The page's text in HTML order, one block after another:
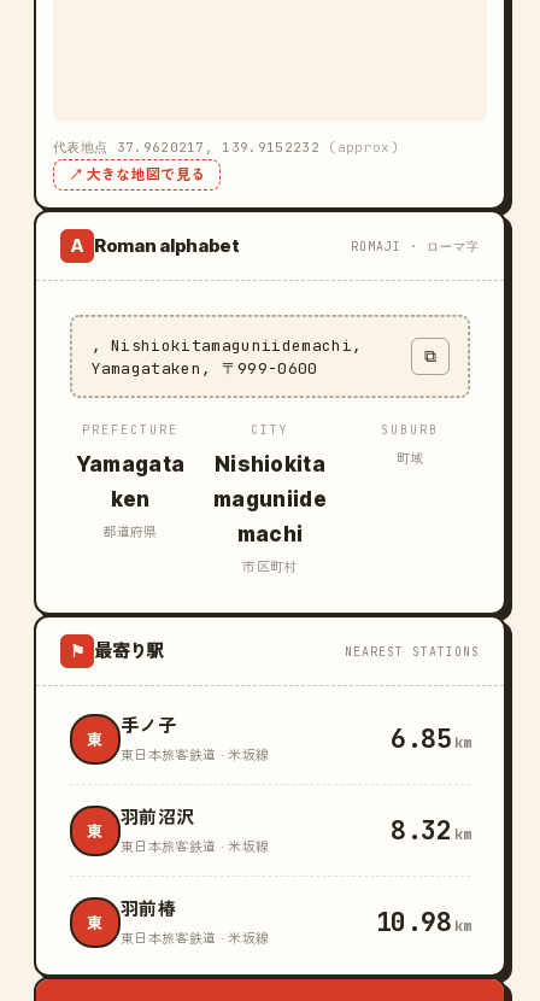
代表地点 37.9620217, 139.9152232 (approx)
↗ 大きな地図で見る
A Roman alphabet ROMAJI · ローマ字
, Nishiokitamaguniidemachi,
Yamagataken, 〒999-0600
⧉
PREFECTURE
Yamagata
ken
都道府県
CITY
Nishiokita
maguniide
machi
市区町村
SUBURB
町域
⚑ 最寄り駅 NEAREST STATIONS
東
手ノ子
東日本旅客鉄道 · 米坂線 6.85 km
東
羽前沼沢
東日本旅客鉄道 · 米坂線 8.32 km
東
羽前椿
東日本旅客鉄道 · 米坂線 10.98 km